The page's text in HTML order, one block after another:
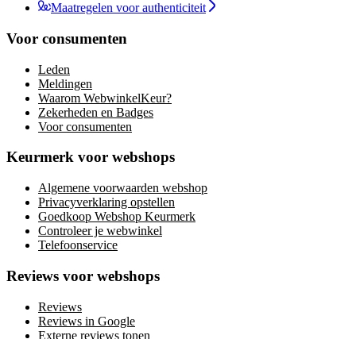
Maatregelen voor authenticiteit
Voor consumenten
Leden
Meldingen
Waarom WebwinkelKeur?
Zekerheden en Badges
Voor consumenten
Keurmerk voor webshops
Algemene voorwaarden webshop
Privacyverklaring opstellen
Goedkoop Webshop Keurmerk
Controleer je webwinkel
Telefoonservice
Reviews voor webshops
Reviews
Reviews in Google
Externe reviews tonen